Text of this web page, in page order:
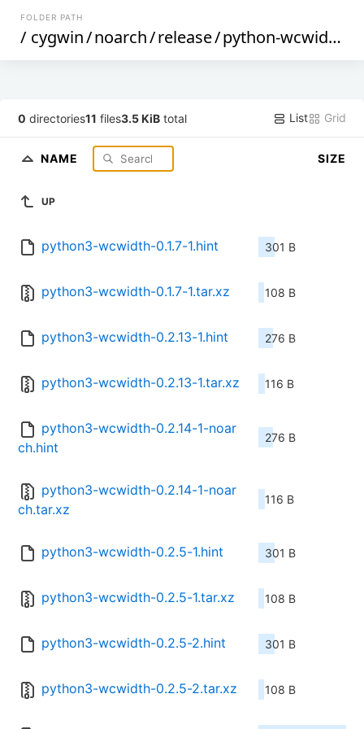
FOLDER PATH
/ cygwin/noarch/release/python-wcwidth
0 directories11 files3.5 KiB total List Grid
NAME SIZE
UP
python3-wcwidth-0.1.7-1.hint 301 B
python3-wcwidth-0.1.7-1.tar.xz 108 B
python3-wcwidth-0.2.13-1.hint 276 B
python3-wcwidth-0.2.13-1.tar.xz 116 B
python3-wcwidth-0.2.14-1-noar
ch.hint
276 B
python3-wcwidth-0.2.14-1-noar
ch.tar.xz
116 B
python3-wcwidth-0.2.5-1.hint 301 B
python3-wcwidth-0.2.5-1.tar.xz 108 B
python3-wcwidth-0.2.5-2.hint 301 B
python3-wcwidth-0.2.5-2.tar.xz 108 B